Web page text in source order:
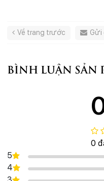
Về trang trước Gửi
BÌNH LUẬN SẢN
0
5
4